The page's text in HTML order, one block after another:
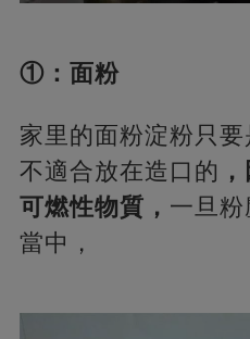
①：面粉
家里的面粉淀粉只
不適合放在造口的
可燃性物質， 一旦
當中，